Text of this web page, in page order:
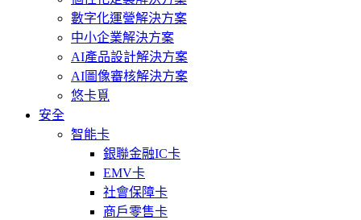
數字化運營解決方案
中小企業解決方案
AI產品設計解決方案
AI圖像審核解決方案
悠卡覓
安全
智能卡
銀聯金融IC卡
EMV卡
社會保障卡
商戶零售卡